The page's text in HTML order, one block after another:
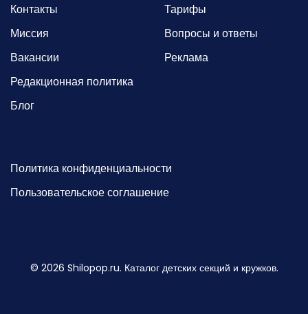
Контакты
Миссия
Вакансии
Редакционная политика
Блог
Тарифы
Вопросы и ответы
Реклама
Политика конфиденциальности
Пользовательское соглашение
© 2026 Shilopop.ru. Каталог детских секций и кружков.